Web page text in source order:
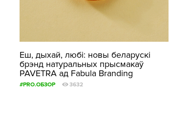
Еш, дыхай, любі: новы беларускi
брэнд натуральных прысмакаў
PAVETRA ад Fabula Branding
#PRO.ОБЗОР 3632